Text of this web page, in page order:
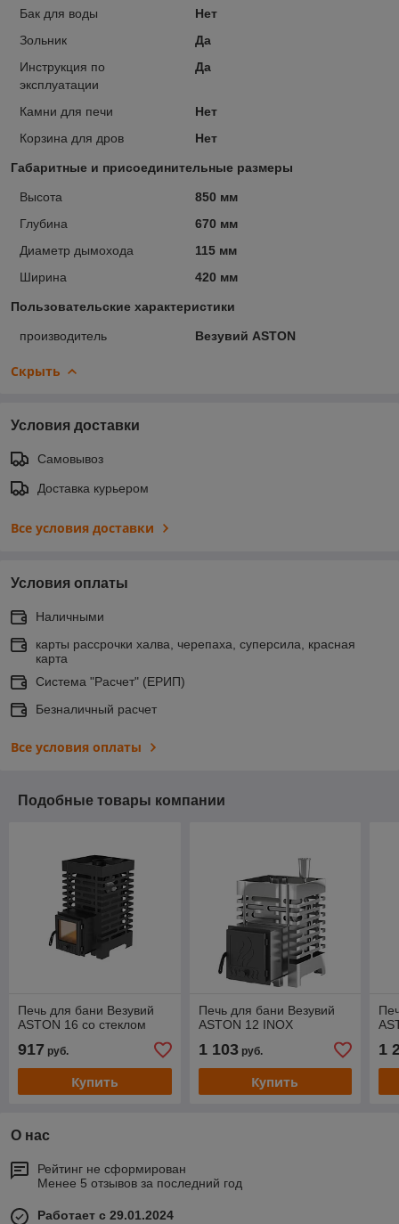
Бак для воды
Нет
Зольник
Да
Инструкция по
эксплуатации
Да
Камни для печи
Нет
Корзина для дров
Нет
Габаритные и присоединительные размеры
Высота
850 мм
Глубина
670 мм
Диаметр дымохода
115 мм
Ширина
420 мм
Пользовательские характеристики
производитель Везувий ASTON
Скрыть
Условия доставки
Самовывоз
Доставка курьером
Все условия доставки
Условия оплаты
Наличными
карты рассрочки халва, черепаха, суперсила, красная
карта
Система "Расчет" (ЕРИП)
Безналичный расчет
Все условия оплаты
Подобные товары компании
Печь для бани Везувий
ASTON 16 со стеклом
917 руб.
Купить
Печь для бани Везувий
ASTON 12 INOX
1 103руб.
Купить
1
О нас
Рейтинг не сформирован
Менее 5 отзывов за последний год
Работает с 29.01.2024